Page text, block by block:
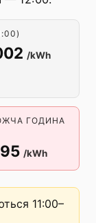
/kWh
ГОДИНА
/kWh
11:00–